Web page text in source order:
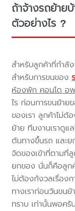
ถ้าจ้างรถย้าย
ตัวอย่างไร ?
สำหรับลูกค้าที่กำลั
สำหรับการขนของ
ห้องพัก คอนโด อพ
ไร ก่อนการขนย้าย
ของเรา ลูกค้าไม่ต้
ย้าย ทีมงานเราดูแ
ต้นทางขึ้นรถ และ
จัดของเข้าที่ตามที่
ยกของ นั่นก็คือลูก
ไม่ต้องกังวลเรื่อง
ทางเราก่อนวันขนย้
ทราบ เท่านั้นพอครั